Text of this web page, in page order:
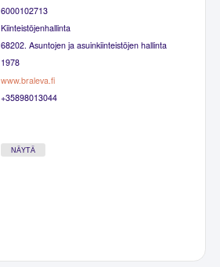
6000102713
Kiinteistöjenhallinta
68202. Asuntojen ja asuinkiinteistöjen hallinta
1978
www.braleva.fi
+35898013044
NÄYTÄ